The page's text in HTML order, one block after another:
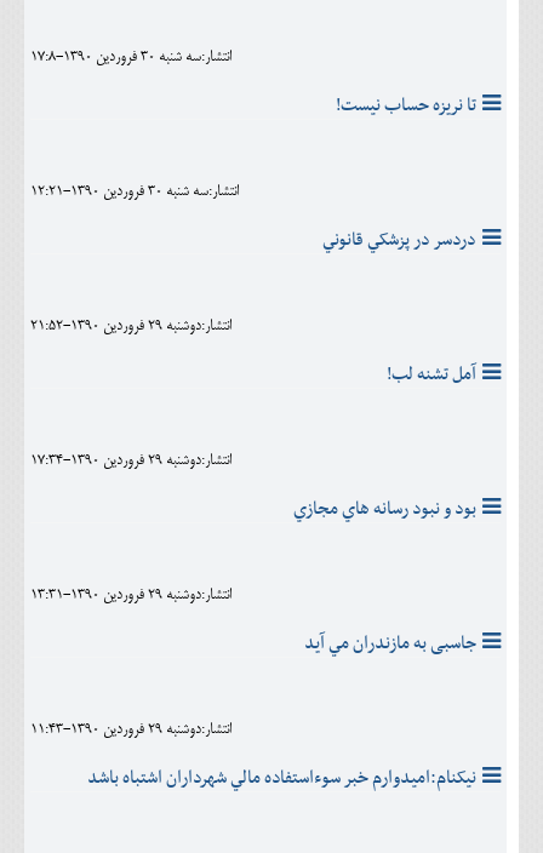
انتشار:سه شنبه 30 فروردين 1390-17:8
تا نريزه حساب نيست!
انتشار:سه شنبه 30 فروردين 1390-12:21
دردسر در پزشکي قانوني
انتشار:دوشنبه 29 فروردين 1390-21:52
آمل تشنه لب!
انتشار:دوشنبه 29 فروردين 1390-17:34
بود و نبود رسانه هاي مجازي
انتشار:دوشنبه 29 فروردين 1390-13:31
جاسبی به مازندران مي آيد
انتشار:دوشنبه 29 فروردين 1390-11:43
نيکنام:اميدوارم خبر سوءاستفاده مالي شهرداران اشتباه باشد